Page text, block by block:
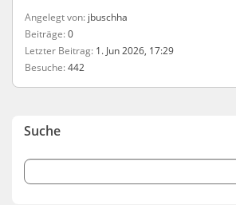
Angelegt von jbuschha
Beiträge 0
Letzter Beitrag 1. Jun 2026, 17:29
Besuche 442
Suche